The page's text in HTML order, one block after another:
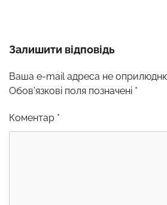
Залишити відповідь
Ваша e-mail адреса не
Обов’язкові поля позначені *
Коментар *